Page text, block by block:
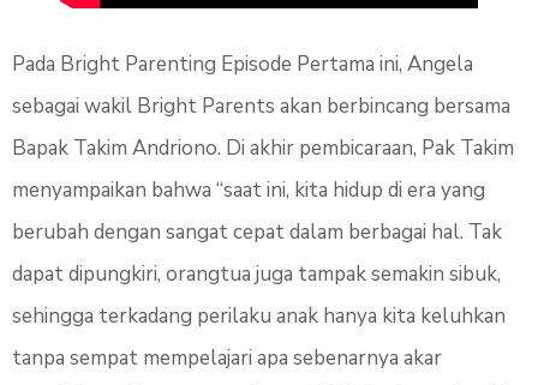
Pada Bright Parenting Episode Pertama ini, Angela
sebagai wakil Bright Parents akan berbincang bersama
Bapak Takim Andriono. Di akhir pembicaraan, Pak Takim
menyampaikan bahwa “saat ini, kita hidup di era yang
berubah dengan sangat cepat dalam berbagai hal. Tak
dapat dipungkiri, orangtua juga tampak semakin sibuk,
sehingga terkadang perilaku anak hanya kita keluhkan
tanpa sempat mempelajari apa sebenarnya akar